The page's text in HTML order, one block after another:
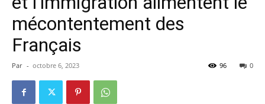
mécontentement des
Français
Par - octobre 6, 2023 0
96